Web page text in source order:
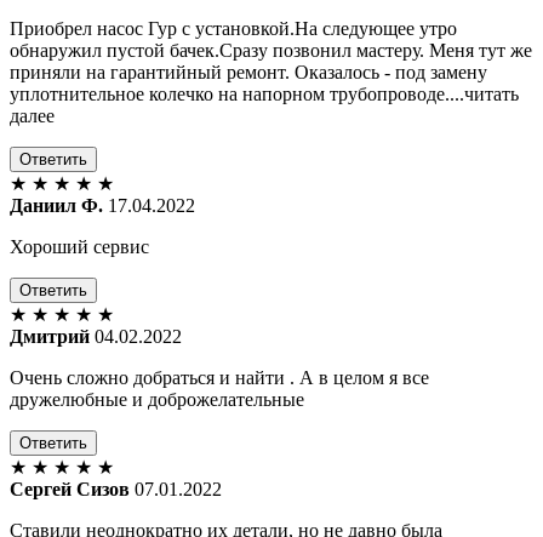
Приобрел насос Гур с установкой.На следующее утро
обнаружил пустой бачек.Сразу позвонил мастеру. Меня тут же
приняли на гарантийный ремонт. Оказалось - под замену
уплотнительное колечко на напорном трубопроводе....читать
далее
Ответить
★ ★ ★ ★ ★
Даниил Ф. 17.04.2022
Хороший сервис
Ответить
★ ★ ★ ★ ★
Дмитрий 04.02.2022
Очень сложно добраться и найти . А в целом я все
дружелюбные и доброжелательные
Ответить
★ ★ ★ ★ ★
Сергей Сизов 07.01.2022
Ставили неоднократно их детали, но не давно была